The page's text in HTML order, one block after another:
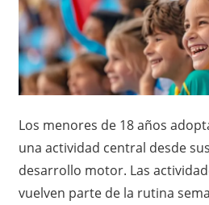
Los menores de 18 años
una actividad central desde
desarrollo motor. Las
vuelven parte de la rutina